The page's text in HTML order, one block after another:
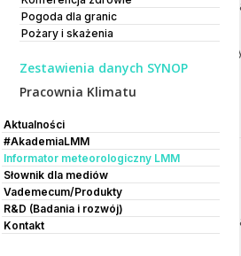
Pogoda dla granic
Pożary i skażenia
Zestawienia danych SYNOP
Pracownia Klimatu
Aktualności
#AkademiaLMM
Informator meteorologiczny LMM
Słownik dla mediów
Vademecum/Produkty
R&D (Badania i rozwój)
Kontakt
CMM 18
Komentarz do
Czytaj Dalej
Komentarz
CMM 17